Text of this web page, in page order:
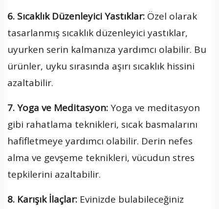
6. Sıcaklık Düzenleyici Yastıklar: Özel olarak
tasarlanmış sıcaklık düzenleyici yastıklar,
uyurken serin kalmanıza yardımcı olabilir. Bu
ürünler, uyku sırasında aşırı sıcaklık hissini
azaltabilir.
7. Yoga ve Meditasyon:Yoga ve meditasyon
gibi rahatlama teknikleri, sıcak basmalarını
hafifletmeye yardımcı olabilir. Derin nefes
alma ve gevşeme teknikleri, vücudun stres
tepkilerini azaltabilir.
8. Karışık İlaçlar: Evinizde bulabileceğiniz